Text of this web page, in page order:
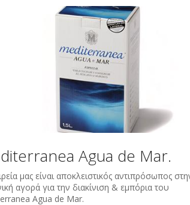
Agua de Mar.
μας είναι αποκλειστικός αντιπρόσωπος
αγορά για την διακίνιση & εμπόρια του
Agua de Mar.